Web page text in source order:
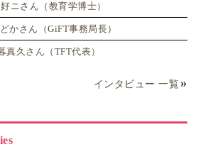
ロ州
で4年間ダンスを学ぶ。その後アメリカ
で出産。サンパウロ州の海辺に家を買
日本生活を経て第2子を出産、現在ブラジ
ニさん（教育学博士）
かさん（GiFT事務局長）
真久さん（TFT代表）
インタビュー 一覧